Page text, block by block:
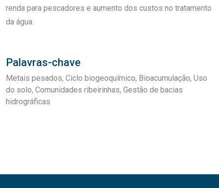
Palavras-chave
Metais pesados Ciclo biogeoquímico Bioacumulação Uso
do solo Comunidades ribeirinhas Gestão de bacias
hidrográficas
renda para pescadores e aumento dos custos no tratamento
da água.